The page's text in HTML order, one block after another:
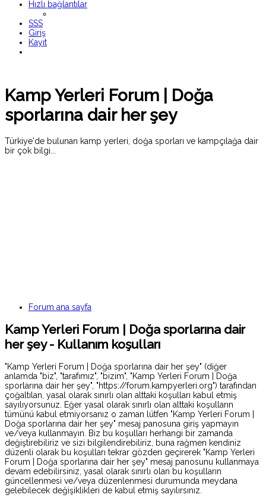
Hızlı bağlantılar
SSS
Giriş
Kayıt
Kamp Yerleri Forum | Doğa
sporlarına dair her şey
Türkiye'de bulunan kamp yerleri, doğa sporları ve kampçılağa dair
bir çok bilgi...
Forum ana sayfa
Kamp Yerleri Forum | Doğa sporlarına dair
her şey - Kullanım koşulları
"Kamp Yerleri Forum | Doğa sporlarına dair her şey" (diğer
anlamda "biz", "tarafımız", "bizim", "Kamp Yerleri Forum | Doğa
sporlarına dair her şey", "https://forum.kampyerleri.org") tarafından
çoğaltılan, yasal olarak sınırlı olan alttaki koşulları kabul etmiş
sayılıyorsunuz. Eğer yasal olarak sınırlı olan alttaki koşulların
tümünü kabul etmiyorsanız o zaman lütfen "Kamp Yerleri Forum |
Doğa sporlarına dair her şey" mesaj panosuna giriş yapmayın
ve/veya kullanmayın. Biz bu koşulları herhangi bir zamanda
değiştirebiliriz ve sizi bilgilendirebiliriz, buna rağmen kendiniz
düzenli olarak bu koşulları tekrar gözden geçirerek "Kamp Yerleri
Forum | Doğa sporlarına dair her şey" mesaj panosunu kullanmaya
devam edebilirsiniz, yasal olarak sınırlı olan bu koşulların
güncellenmesi ve/veya düzenlenmesi durumunda meydana
gelebilecek değişiklikleri de kabul etmiş sayılırsınız.